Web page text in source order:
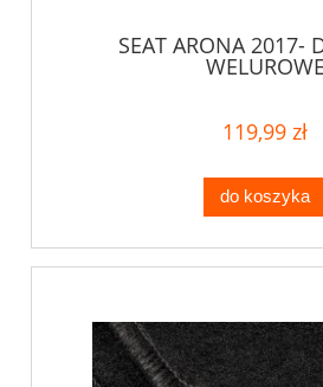
SEAT ARONA 2017-
WELUROWE
119,99 zł
do koszyka